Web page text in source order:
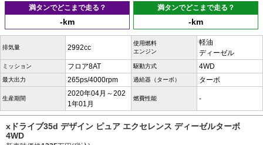
満タンでどこまで走る？
-km
満タンでどこまで走る？
-km
排気量 2992cc
使用燃料
エンジン
軽油
ディーゼル
ミッション フロア8AT 駆動方式 4WD
最大出力 265ps/4000rpm 過給器（ターボ） ターボ
生産期間
2020年04月～202
1年01月
燃費性能 -
xドライブ35d デザイン ピュア エクセレンス ディーゼルターボ
4WD